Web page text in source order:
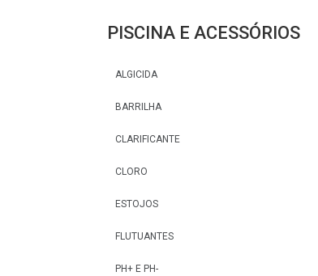
PISCINA E ACESSÓRIOS
ALGICIDA
BARRILHA
CLARIFICANTE
CLORO
ESTOJOS
FLUTUANTES
PH+ E PH-